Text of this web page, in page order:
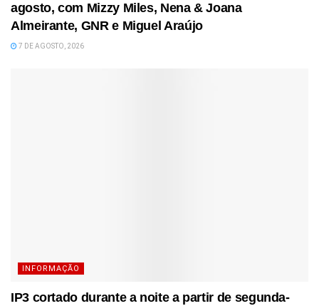
agosto, com Mizzy Miles, Nena & Joana
Almeirante, GNR e Miguel Araújo
7 DE AGOSTO, 2026
INFORMAÇÃO
IP3 cortado durante a noite a partir de segunda-